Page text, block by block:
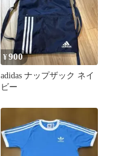
¥900
adidas ナップザック ネイ
ビー